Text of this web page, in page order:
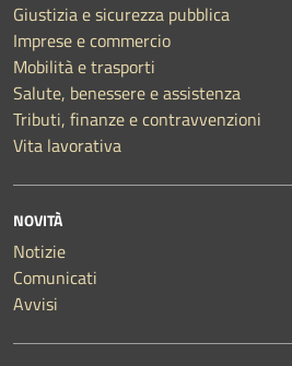
Giustizia e sicurezza pubblica
Imprese e commercio
Mobilità e trasporti
Salute, benessere e assistenza
Tributi, finanze e contravvenzioni
Vita lavorativa
NOVITÀ
Notizie
Comunicati
Avvisi